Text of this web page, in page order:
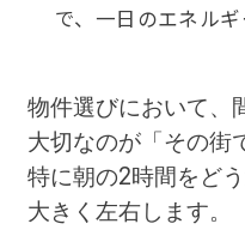
で、一日のエネル
物件選びにおいて、
大切なのが「その街
特に朝の2時間をど
大きく左右します。